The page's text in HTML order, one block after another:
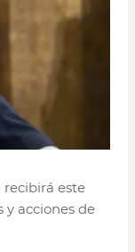
recibirá este
acciones de